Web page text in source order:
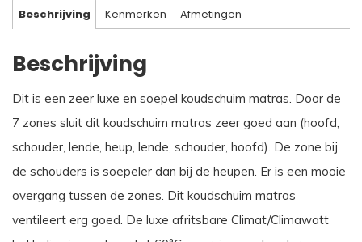
Beschrijving Kenmerken Afmetingen
Beschrijving
Dit is een zeer luxe en soepel koudschuim matras. Door de
7 zones sluit dit koudschuim matras zeer goed aan (hoofd,
schouder, lende, heup, lende, schouder, hoofd). De zone bij
de schouders is soepeler dan bij de heupen. Er is een mooie
overgang tussen de zones. Dit koudschuim matras
ventileert erg goed. De luxe afritsbare Climat/Climawatt